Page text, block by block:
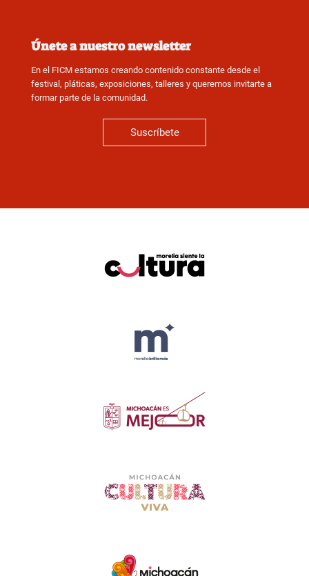
Únete a nuestro newsletter
En el FICM estamos creando contenido constante desde el
festival, pláticas, exposiciones, talleres y queremos invitarte a
formar parte de la comunidad.
Suscríbete